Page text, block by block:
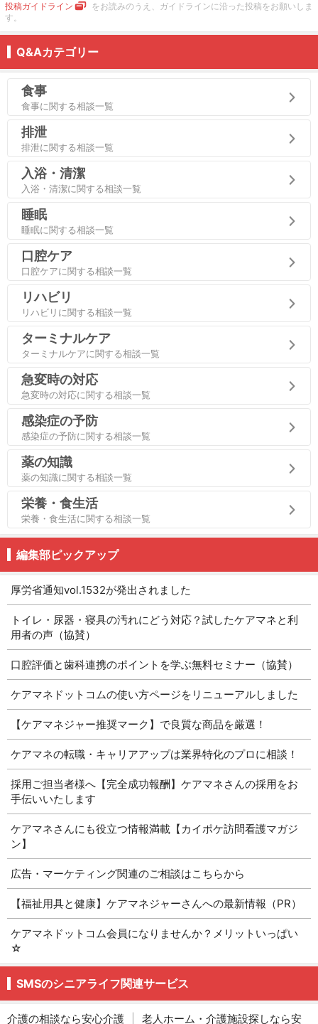
投稿ガイドライン
をお読みのうえ、ガイドラインに沿った投稿をお願いしま
す。
Q&Aカテゴリー
食事
食事に関する相談一覧
排泄
排泄に関する相談一覧
入浴・清潔
入浴・清潔に関する相談一覧
睡眠
睡眠に関する相談一覧
口腔ケア
口腔ケアに関する相談一覧
リハビリ
リハビリに関する相談一覧
ターミナルケア
ターミナルケアに関する相談一覧
急変時の対応
急変時の対応に関する相談一覧
感染症の予防
感染症の予防に関する相談一覧
薬の知識
薬の知識に関する相談一覧
栄養・食生活
栄養・食生活に関する相談一覧
編集部ピックアップ
厚労省通知vol.1532が発出されました
トイレ・尿器・寝具の汚れにどう対応？試したケアマネと利
用者の声（協賛）
口腔評価と歯科連携のポイントを学ぶ無料セミナー（協賛）
ケアマネドットコムの使い方ページをリニューアルしました
【ケアマネジャー推奨マーク】で良質な商品を厳選！
ケアマネの転職・キャリアアップは業界特化のプロに相談！
採用ご担当者様へ【完全成功報酬】ケアマネさんの採用をお
手伝いいたします
ケアマネさんにも役立つ情報満載【カイポケ訪問看護マガジ
ン】
広告・マーケティング関連のご相談はこちらから
【福祉用具と健康】ケアマネジャーさんへの最新情報（PR）
ケアマネドットコム会員になりませんか？メリットいっぱい
☆
SMSのシニアライフ関連サービス
介護の相談なら安心介護 老人ホーム・介護施設探しなら安